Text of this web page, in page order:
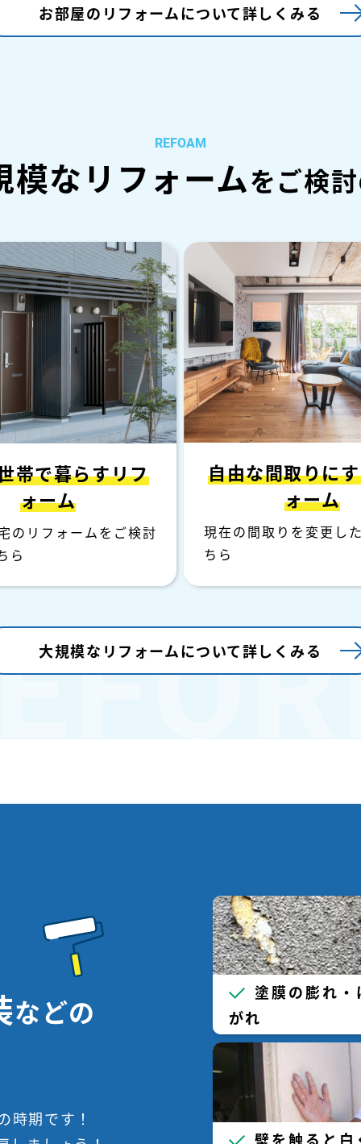
お部屋のリフォームについて詳しくみる
REFOAM
模なリフォームをご検
帯で暮らすリフ
ォーム
のリフォームをご検討
ら
自由な間取りに
ォーム
現在の間取りを変更し
ちら
大規模なリフォームについて詳しくみる
などの
時期です！
塗膜の膨れ・
がれ
壁を触ると白